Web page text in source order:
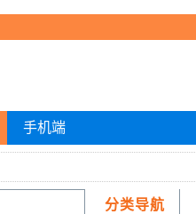
手机端
分类导航